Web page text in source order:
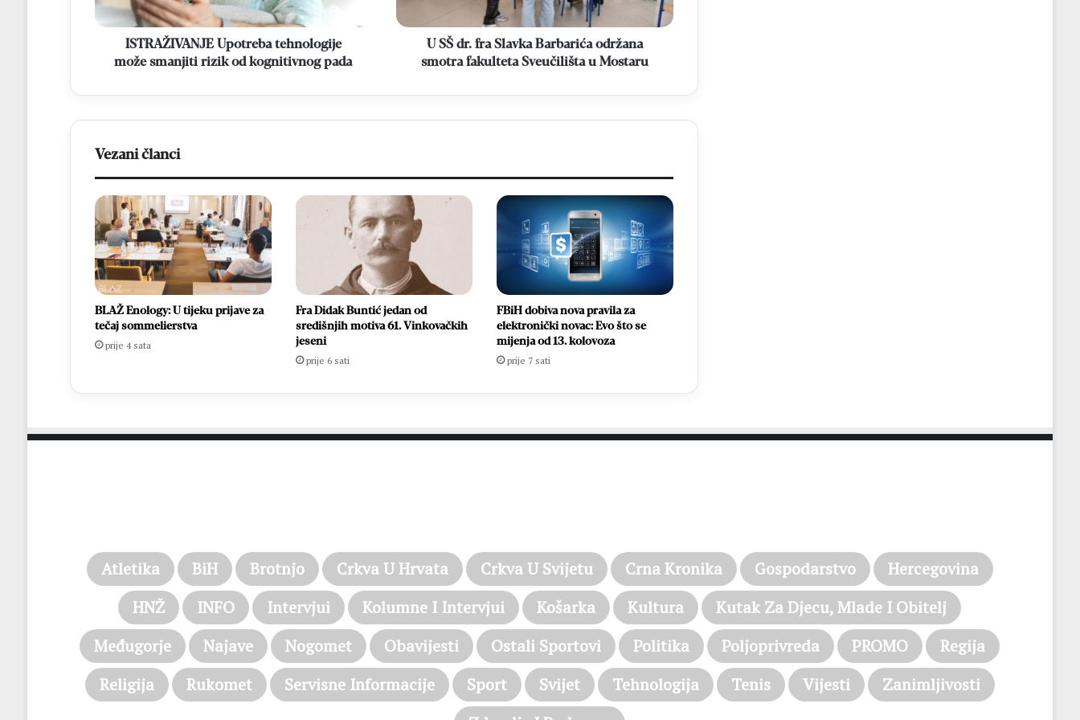
kognitivnog
pada
ISTRAŽIVANJE Upotreba tehnologije
može smanjiti rizik od kognitivnog pada
fakulteta
SveučilištaU SŠ dr. fra Slavka Barbarića održana
smotra fakulteta Sveučilišta u Mostaru
Vezani članci
BLAŽ Enology: U tijeku prijave za
tečaj sommelierstva
prije 4 sata
Fra Didak Buntić jedan od
središnjih motiva 61. Vinkovačkih
jeseni
prije 6 sati
FBiH dobiva nova pravila za
elektronički novac: Evo što se
mijenja od 13. kolovoza
prije 7 sati
Atletika BiH Brotnjo Crkva U Hrvata Crkva U Svijetu Crna Kronika Gospodarstvo
Hercegovina
HNŽ
INFO Intervjui Kolumne I Intervjui Košarka Kultura
Kutak Za Djecu, Mlade I Obitelj
Međugorje
Najave Nogomet Obavijesti Ostali Sportovi Politika Poljoprivreda PROMO
Regija
Religija
Rukomet Servisne Informacije Sport Svijet Tehnologija Tenis Vijesti
Zanimljivosti